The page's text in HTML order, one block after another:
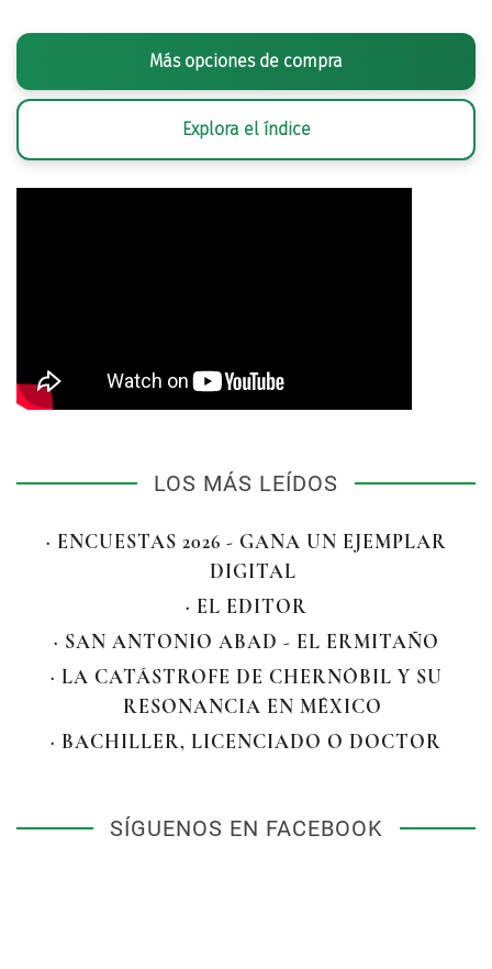
Más opciones de compra
Explora el índice
LOS MÁS LEÍDOS
· ENCUESTAS 2026 - GANA UN EJEMPLAR
DIGITAL
· EL EDITOR
· SAN ANTONIO ABAD - EL ERMITAÑO
· LA CATÁSTROFE DE CHERNÓBIL Y SU
RESONANCIA EN MÉXICO
· BACHILLER, LICENCIADO O DOCTOR
SÍGUENOS EN FACEBOOK